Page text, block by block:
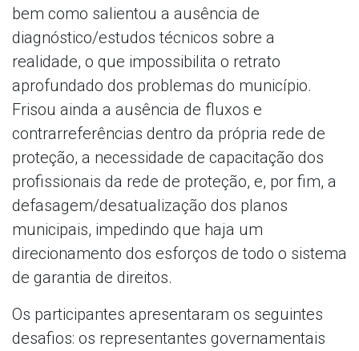
bem como salientou a ausência de
diagnóstico/estudos técnicos sobre a
realidade, o que impossibilita o retrato
aprofundado dos problemas do município.
Frisou ainda a ausência de fluxos e
contrarreferências dentro da própria rede de
proteção, a necessidade de capacitação dos
profissionais da rede de proteção, e, por fim, a
defasagem/desatualização dos planos
municipais, impedindo que haja um
direcionamento dos esforços de todo o sistema
de garantia de direitos.
Os participantes apresentaram os seguintes
desafios: os representantes governamentais